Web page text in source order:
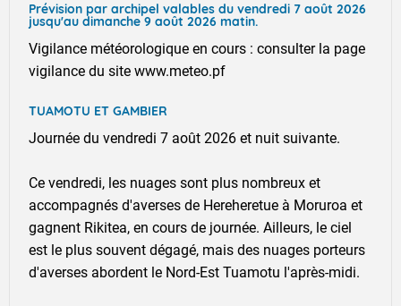
Prévision par archipel valables du vendredi 7 août 2026
jusqu'au dimanche 9 août 2026 matin.
Vigilance météorologique en cours : consulter la page
vigilance du site www.meteo.pf
TUAMOTU ET GAMBIER
Journée du vendredi 7 août 2026 et nuit suivante.
Ce vendredi, les nuages sont plus nombreux et
accompagnés d'averses de Hereheretue à Moruroa et
gagnent Rikitea, en cours de journée. Ailleurs, le ciel
est le plus souvent dégagé, mais des nuages porteurs
d'averses abordent le Nord-Est Tuamotu l'après-midi.